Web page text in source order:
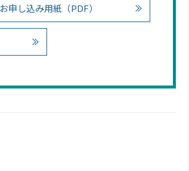
お申し込み用紙（PDF）